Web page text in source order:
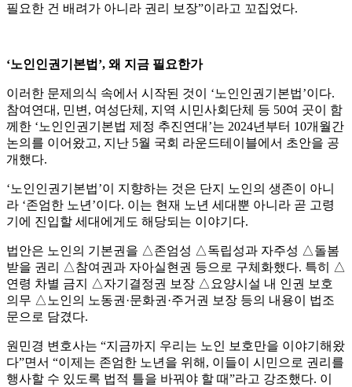
필요한 건 배려가 아니라 권리 보장”이라고 꼬집었다.
‘노인인권기본법’, 왜 지금 필요한가
이러한 문제의식 속에서 시작된 것이 ‘노인인권기본법’이다.
참여연대, 민변, 여성단체, 지역 시민사회단체 등 50여 곳이 함
께한 ‘노인인권기본법 제정 추진연대’는 2024년부터 10개월간
논의를 이어왔고, 지난 5월 국회 라운드테이블에서 초안을 공
개했다.
‘노인인권기본법’이 지향하는 것은 단지 노인의 생존이 아니
라 ‘존엄한 노년’이다. 이는 현재 노년 세대뿐 아니라 곧 고령
기에 진입할 세대에게도 해당되는 이야기다.
법안은 노인의 기본권을 △존엄성 △독립성과 자주성 △돌봄
받을 권리 △참여권과 자아실현권 등으로 구체화했다. 특히 △
연령 차별 금지 △자기결정권 보장 △요양시설 내 인권 보호
의무 △노인의 노동권·문화권·주거권 보장 등의 내용이 법조
문으로 담겼다.
원민경 변호사는 “지금까지 우리는 노인 보호만을 이야기해왔
다”면서 “이제는 존엄한 노년을 위해, 이들이 시민으로 권리를
행사할 수 있도록 법적 틀을 바꿔야 할 때”라고 강조했다. 이